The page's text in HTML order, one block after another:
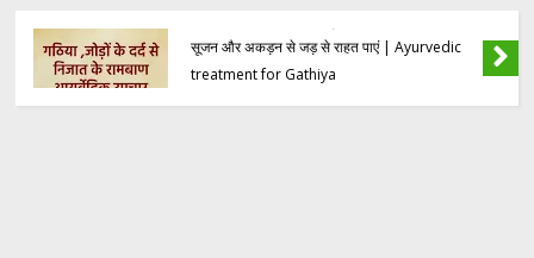
सूजन और अकड़न से जड़ से राहत पाएं | Ayurvedic
treatment for Gathiya